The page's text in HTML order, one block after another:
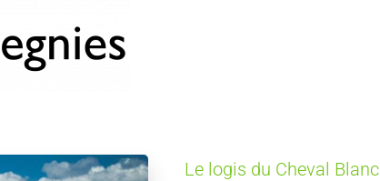
Le logis du Cheval Blanc